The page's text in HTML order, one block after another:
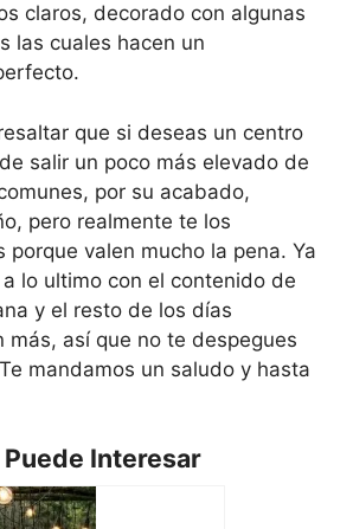
claros, decorado con algunas
las cuales hacen un
que si deseas un centro
salir un poco más elevado de
por su acabado,
pero realmente te los
porque valen mucho la pena. Ya
lo ultimo con el contenido de
y el resto de los días
más, así que no te despegues
mandamos un saludo y hasta
Puede Interesar